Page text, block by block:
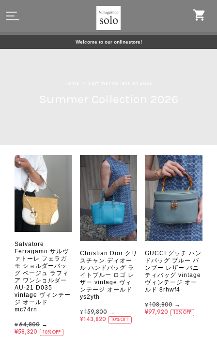
Welcome to our onlinestore!
Salvatore
Ferragamo サルヴ
ァトーレ フェラガ
モ ショルダーバッ
グ ベージュ ラフィ
ア ワンショルダー
AU-21 D035
vintage ヴィンテー
ジ オールド
mc74rn
¥64,800 →
¥58,320
10%OFF
Christian Dior クリ
スチャン ディオー
ル ハンドバッグ ラ
イトブルー ロゴ レ
ザー vintage ヴィ
ンテージ オールド
ys2yth
¥159,800→
¥143,820
10%OFF
GUCCI グッチ ハン
ドバッグ ブルー バ
ンブー レザー バニ
ティバッグ vintage
ヴィンテージ オー
ルド 8rhwf4
¥108,800 →
¥97,920
10%OFF